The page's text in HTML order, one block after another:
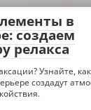
в
создаем
релакса
Узнайте,
создадут